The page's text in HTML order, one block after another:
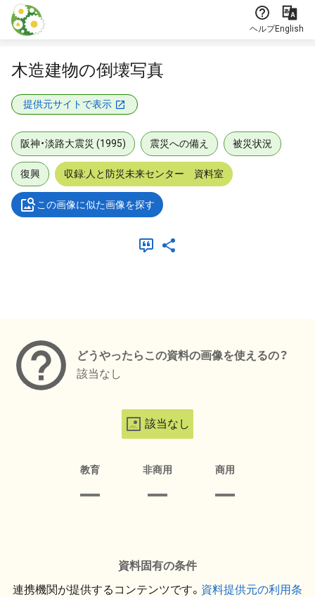
本文に飛ぶ
ヘルプEnglish
木造建物の倒壊写真
提供元サイトで表示
阪神・淡路大震災 (1995) 震災への備え 被災状況
復興 収録:人と防災未来センター 資料室
この画像に似た画像を探す
どうやったらこの資料の画像を使えるの？
該当なし
該当なし
教育 非商用 商用
資料固有の条件
連携機関が提供するコンテンツです。 資料提供元の利用条